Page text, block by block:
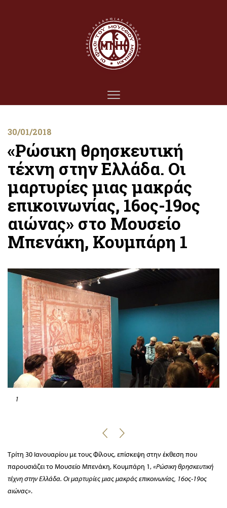
30/01/2018
«Ρώσικη θρησκευτική
τέχνη στην Ελλάδα. Οι
μαρτυρίες μιας μακράς
επικοινωνίας, 16ος-19ος
αιώνας» στο Μουσείο
Μπενάκη, Κουμπάρη 1
1
Τρίτη 30 Ιανουαρίου με τους Φίλους, επίσκεψη στην έκθεση που
παρουσιάζει το Μουσείο Μπενάκη, Κουμπάρη 1,«Ρώσικη θρησκευτική
τέχνη στην Ελλάδα. Οι μαρτυρίες μιας μακράς επικοινωνίας, 16ος-19ος
αιώνας».